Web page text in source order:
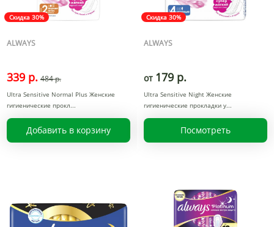
Скидка 30%
ALWAYS
339 р. 484 р.
Ultra Sensitive Normal Plus Женские
гигиенические прокл
Добавить в корзину
Скидка 30%
ALWAYS
от 179 р.
Ultra Sensitive Night Женские
гигиенические прокладки у
Посмотреть